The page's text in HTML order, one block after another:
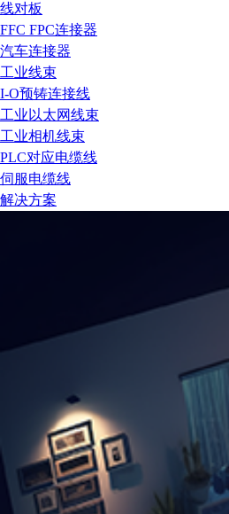
线对板
FFC FPC连接器
汽车连接器
工业线束
I-O预铸连接线
工业以太网线束
工业相机线束
PLC对应电缆线
伺服电缆线
解决方案